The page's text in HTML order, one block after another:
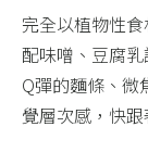
完全以植物性
配味噌、豆腐
Q彈的麵條、微
覺層次感，快